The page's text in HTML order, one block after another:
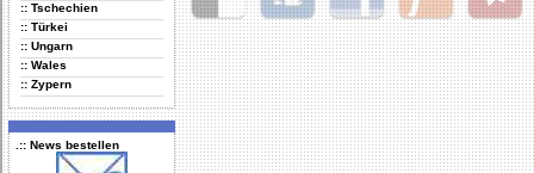
:: Tschechien
:: Türkei
:: Ungarn
:: Wales
:: Zypern
.:: News bestellen
Delicious Digg Facebook Furl StudiVZ